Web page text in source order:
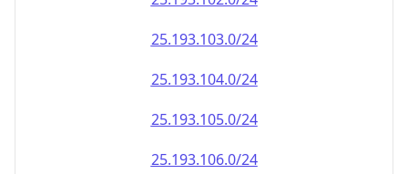
25.193.103.0/24
25.193.104.0/24
25.193.105.0/24
25.193.106.0/24